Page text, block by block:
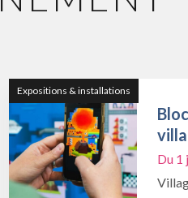
Expositions & installations
Du 1